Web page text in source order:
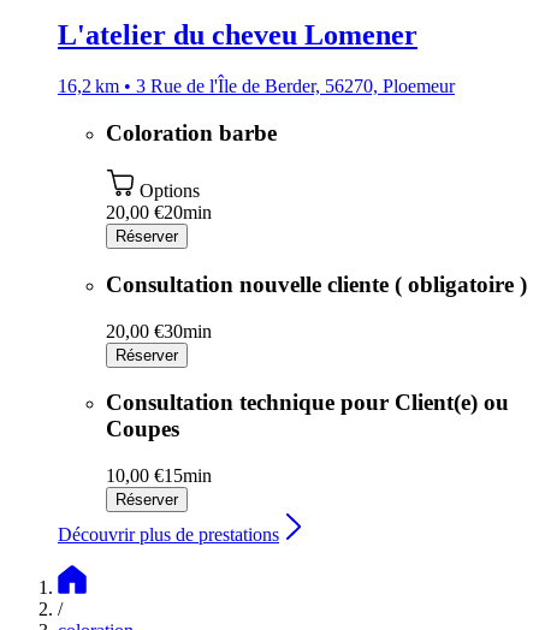
L'atelier du cheveu Lomener
16,2 km • 3 Rue de l'Île de Berder, 56270, Ploemeur
Coloration barbe
Options
20,00 €20min
Réserver
Consultation nouvelle cliente ( obligatoire )
20,00 €30min
Réserver
Consultation technique pour Client(e) ou
Coupes
10,00 €15min
Réserver
Découvrir plus de prestations
/